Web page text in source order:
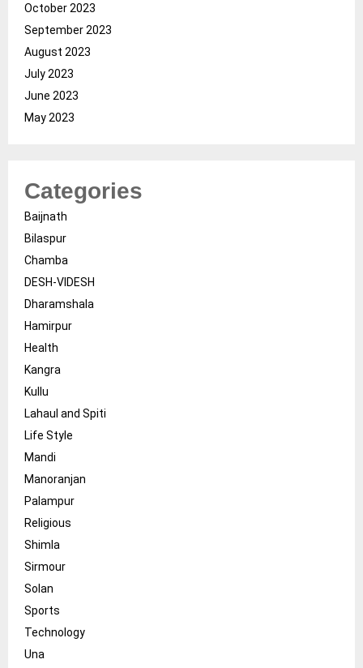
October 2023
September 2023
August 2023
July 2023
June 2023
May 2023
Categories
Baijnath
Bilaspur
Chamba
DESH-VIDESH
Dharamshala
Hamirpur
Health
Kangra
Kullu
Lahaul and Spiti
Life Style
Mandi
Manoranjan
Palampur
Religious
Shimla
Sirmour
Solan
Sports
Technology
Una